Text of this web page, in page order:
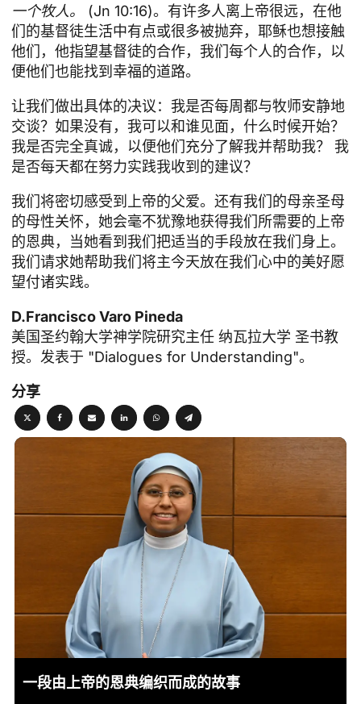
一个牧人。
(Jn 10:16)。有许多人离上帝很远，在他
们的基督徒生活中有点或很多被抛弃，耶稣也想接触
他们，他指望基督徒的合作，我们每个人的合作，以
便他们也能找到幸福的道路。
让我们做出具体的决议：我是否每周都与牧师安静地
交谈？如果没有，我可以和谁见面，什么时候开始？
我是否完全真诚，以便他们充分了解我并帮助我？ 我
是否每天都在努力实践我收到的建议？
我们将密切感受到上帝的父爱。还有我们的母亲圣母
的母性关怀，她会毫不犹豫地获得我们所需要的上帝
的恩典，当她看到我们把适当的手段放在我们身上。
我们请求她帮助我们将主今天放在我们心中的美好愿
望付诸实践。
D.Francisco Varo Pineda
美国圣约翰大学神学院研究主任 纳瓦拉大学 圣书教
授。发表于 "Dialogues for Understanding"。
分享
一段由上帝的恩典编织而成的故事